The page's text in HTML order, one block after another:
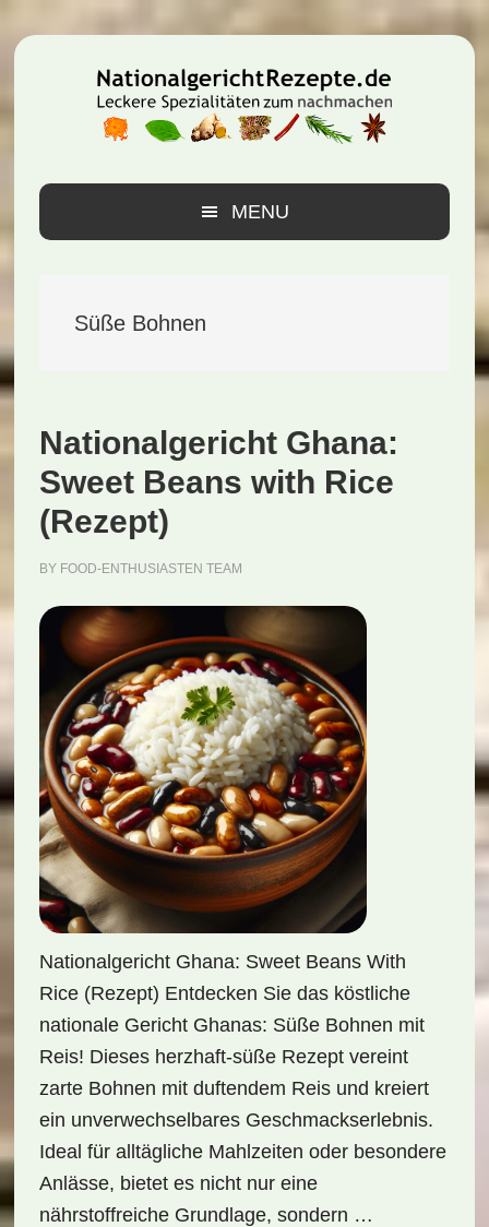
Hauptnavigation
Inhalt
Seitenspalte
MENU
Süße Bohnen
Nationalgericht Ghana:
Sweet Beans with Rice
(Rezept)
BY FOOD-ENTHUSIASTEN TEAM
Nationalgericht Ghana: Sweet Beans With
Rice (Rezept) Entdecken Sie das köstliche
nationale Gericht Ghanas: Süße Bohnen mit
Reis! Dieses herzhaft-süße Rezept vereint
zarte Bohnen mit duftendem Reis und kreiert
ein unverwechselbares Geschmackserlebnis.
Ideal für alltägliche Mahlzeiten oder besondere
Anlässe, bietet es nicht nur eine
nährstoffreiche Grundlage, sondern …